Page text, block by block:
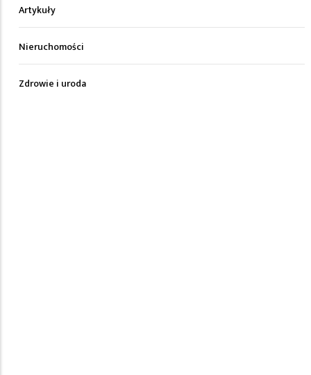
Artykuły
Nieruchomości
Zdrowie i uroda